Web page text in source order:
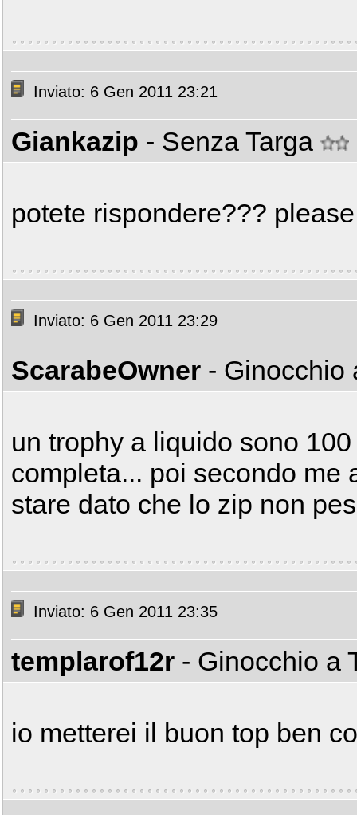
Inviato: 6 Gen 2011 23:21
Giankazip - Senza Targa
potete rispondere???
Inviato: 6 Gen 2011 23:29
ScarabeOwner - Ginocchio
un trophy a liquido sono
completa... poi secondo me
stare dato che lo zip non
Inviato: 6 Gen 2011 23:35
templarof12r - Ginocchio a
io metterei il buon top ben